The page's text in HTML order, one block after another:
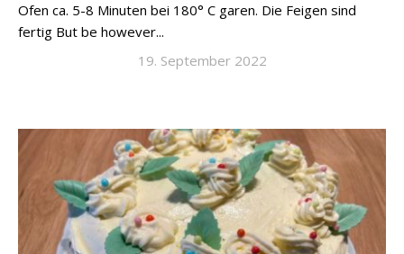
Ofen ca. 5-8 Minuten bei 180° C garen. Die Feigen sind
fertig But be however...
19. September 2022